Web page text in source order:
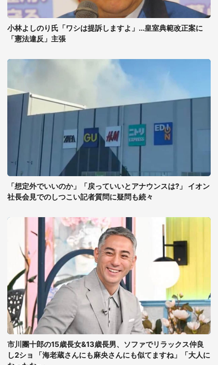
小林よしのり氏「ワシは提訴しますよ」...皇室典範改正案に
「憲法違反」主張
「想定外でいいのか」「戻っていいとアナウンスは?」 イオン
社長会見でのしつこい記者質問に疑問も続々
市川團十郎の15歳長女&13歳長男、ソファでリラックス仲良
し2ショ 「海老蔵さんにも麻央さんにも似てますね」「大人に